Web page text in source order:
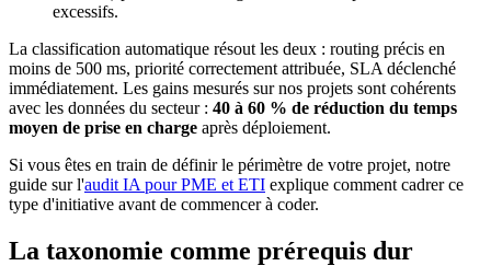
excessifs.
La classification automatique résout les deux : routing précis en
moins de 500 ms, priorité correctement attribuée, SLA déclenché
immédiatement. Les gains mesurés sur nos projets sont cohérents
avec les données du secteur : 40 à 60 % de réduction du temps
moyen de prise en charge après déploiement.
Si vous êtes en train de définir le périmètre de votre projet, notre
guide sur l'audit IA pour PME et ETI explique comment cadrer ce
type d'initiative avant de commencer à coder.
La taxonomie comme prérequis dur